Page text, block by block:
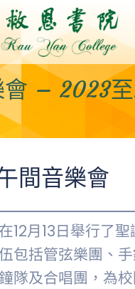
Skip
to
content
– 2023
間音樂會
12月13日舉行了
包括管弦樂團、
隊及合唱團，為